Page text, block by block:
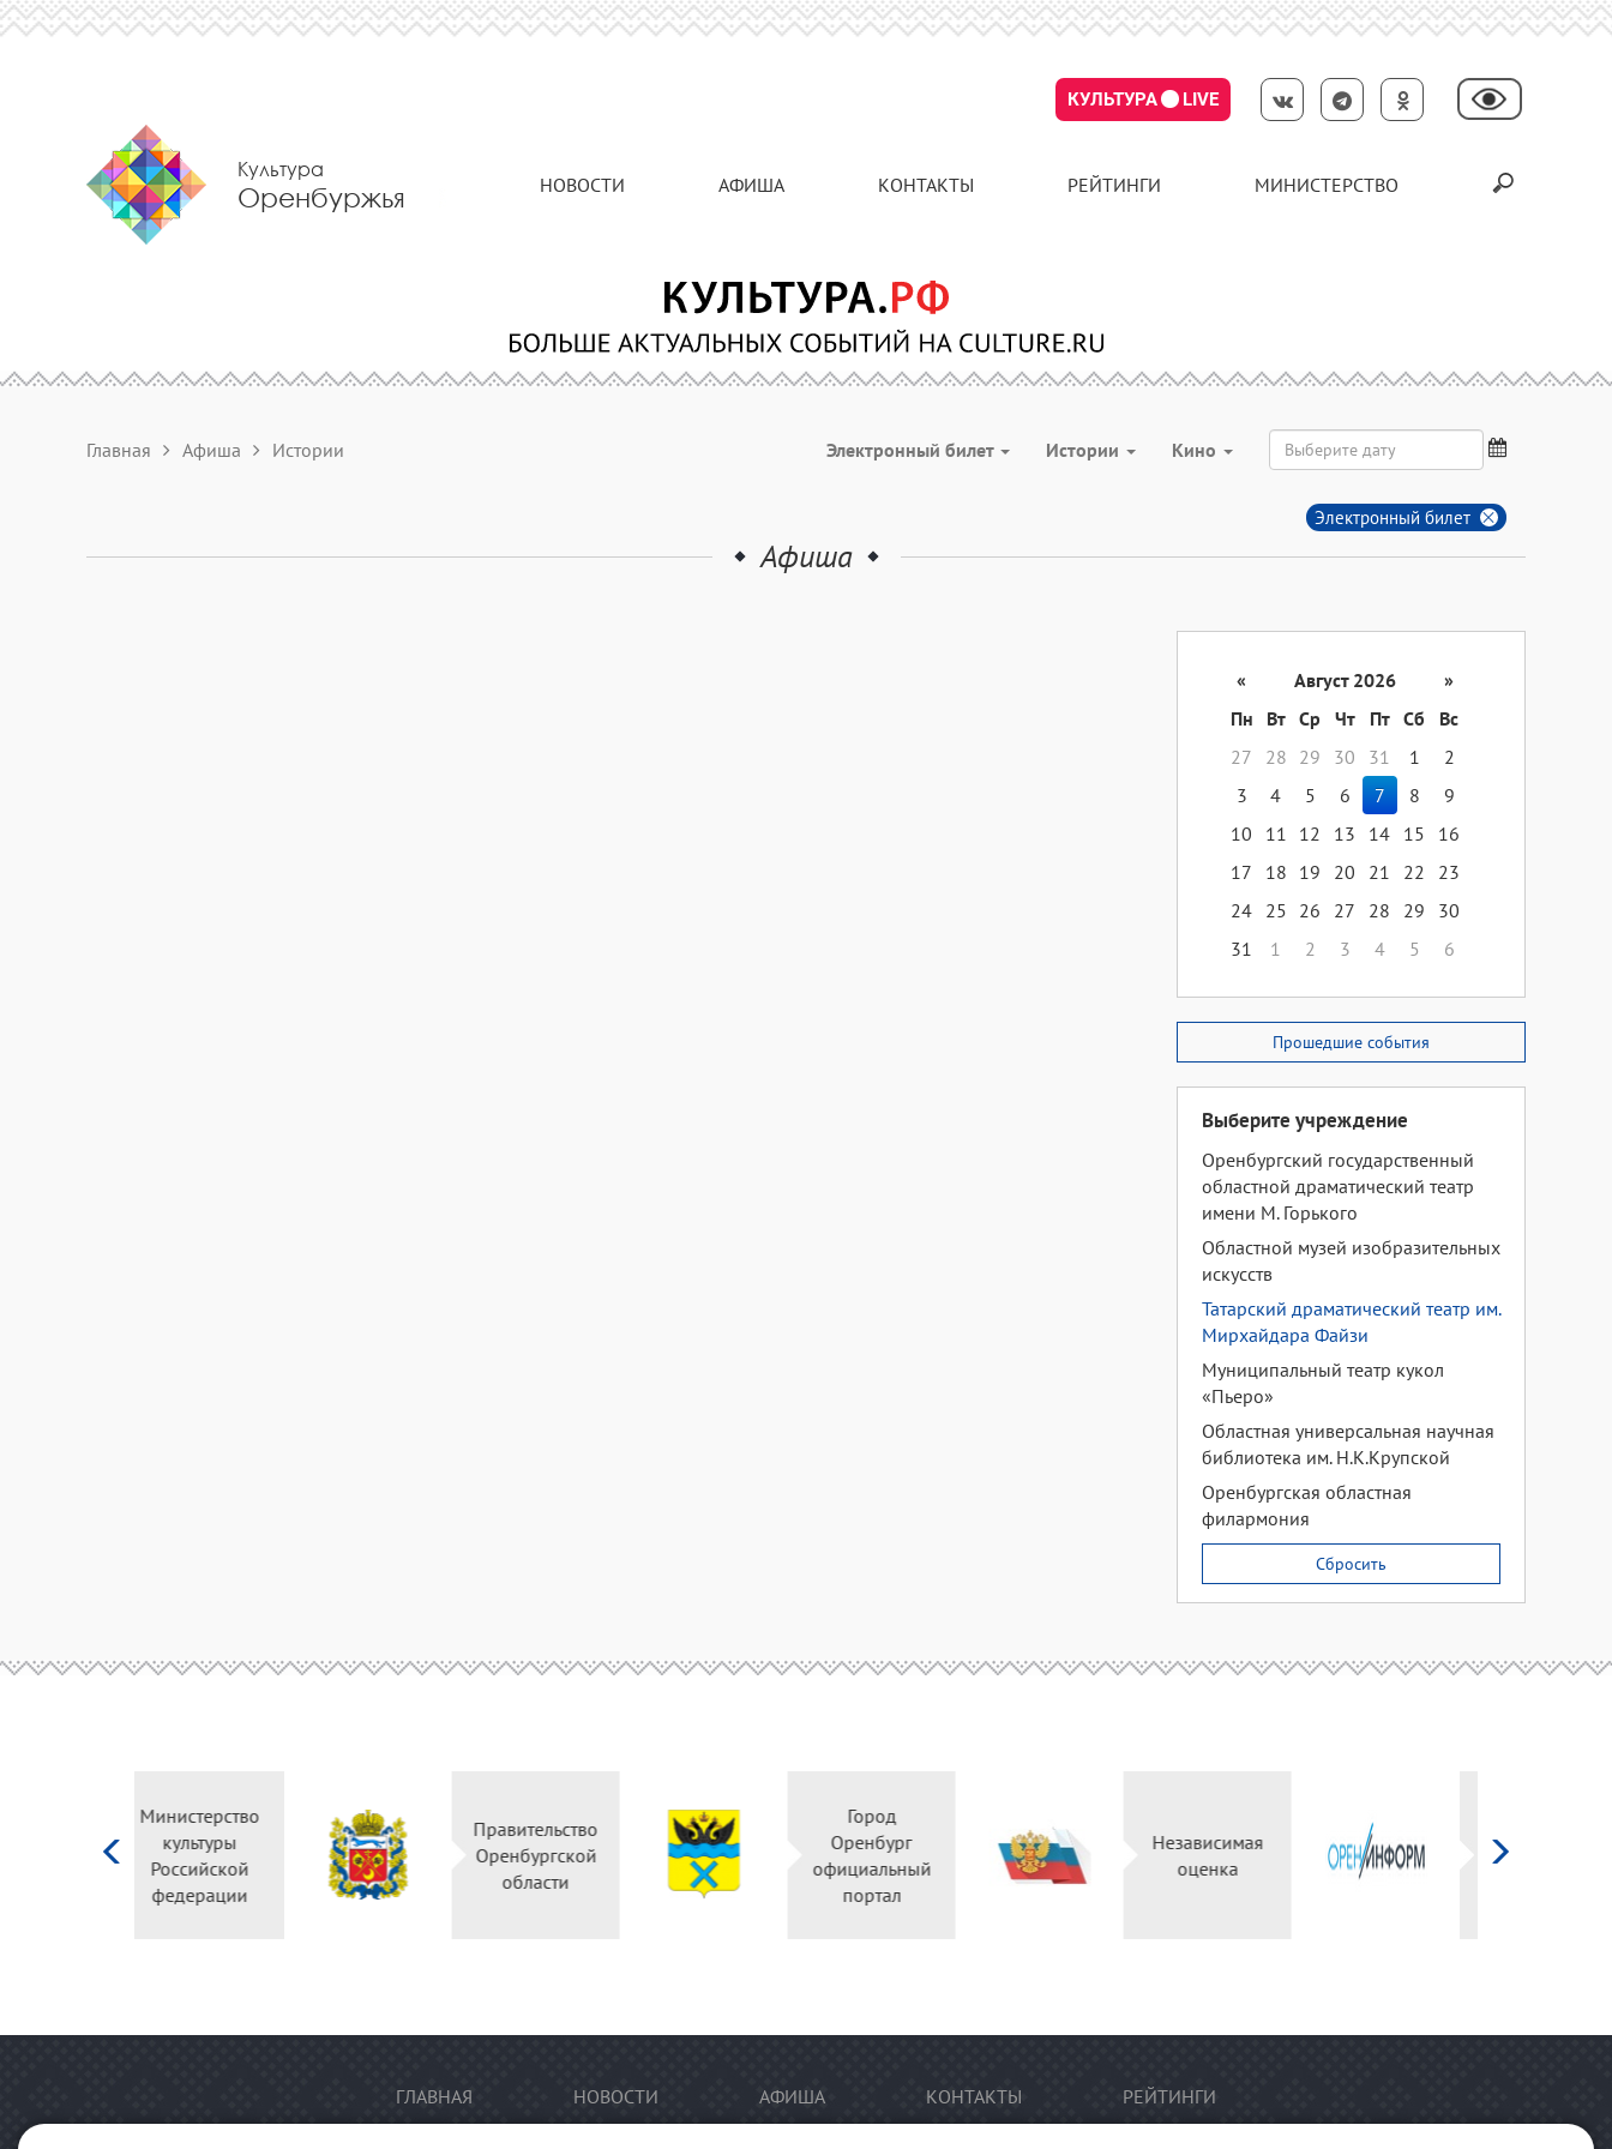
КУЛЬТУРА LIVE
Культура
Оренбуржья НОВОСТИ АФИША КОНТАКТЫ РЕЙТИНГИ МИНИСТЕРСТВО
Главная Афиша Истории Электронный билет Истории Кино
Электронный билет
Афиша
« Август 2026
»
Пн
Вт Ср Чт Пт Сб
Вс
27
28 29 30 31 1
2
3
4 5 6 7 8
9
10
11 12 13 14 15
16
17
18 19 20 21 22
23
24 25 26 27 28 29
30
31
1 2 3 4 5 6
Прошедшие события
Выберите учреждение
Оренбургский государственный
областной драматический театр
имени М. Горького
Областной музей изобразительных
искусств
Татарский драматический театр им.
Мирхайдара Файзи
Муниципальный театр кукол
«Пьеро»
Областная универсальная научная
библиотека им. Н.К.Крупской
Оренбургская областная
филармония
Сбросить
Министерство
культуры
Российской
федерации
Правительство
Оренбургской
области
Оренбург
официальный
Независимая
оценка
ГЛАВНАЯ НОВОСТИ АФИША КОНТАКТЫ РЕЙТИНГИ